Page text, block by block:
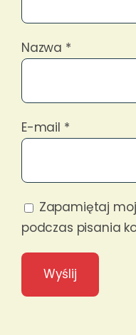
Nazwa *
E-mail *
Zapamiętaj
podczas pisania